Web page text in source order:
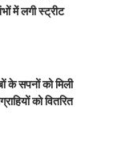
में लगी स्ट्रीट
के सपनों को मिली
को वितरित